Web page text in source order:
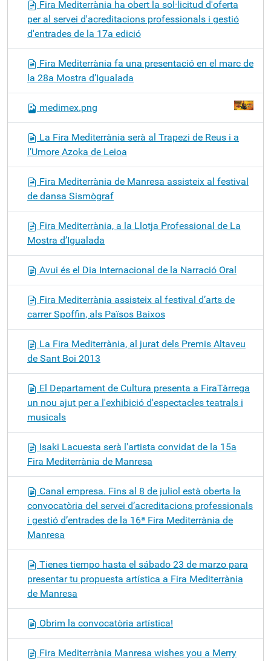
Fira Mediterrània ha obert la sol·licitud d'oferta
per al servei d'acreditacions professionals i gestió
d'entrades de la 17a edició
Fira Mediterrània fa una presentació en el marc de
la 28a Mostra d’Igualada
medimex.png
La Fira Mediterrània serà al Trapezi de Reus i a
l’Umore Azoka de Leioa
Fira Mediterrània de Manresa assisteix al festival
de dansa Sismògraf
Fira Mediterrània, a la Llotja Professional de La
Mostra d’Igualada
Avui és el Dia Internacional de la Narració Oral
Fira Mediterrània assisteix al festival d’arts de
carrer Spoffin, als Països Baixos
La Fira Mediterrània, al jurat dels Premis Altaveu
de Sant Boi 2013
El Departament de Cultura presenta a FiraTàrrega
un nou ajut per a l'exhibició d'espectacles teatrals i
musicals
Isaki Lacuesta serà l'artista convidat de la 15a
Fira Mediterrània de Manresa
Canal empresa. Fins al 8 de juliol està oberta la
convocatòria del servei d’acreditacions professionals
i gestió d’entrades de la 16ª Fira Mediterrània de
Manresa
Tienes tiempo hasta el sábado 23 de marzo para
presentar tu propuesta artística a Fira Mediterrània
de Manresa
Obrim la convocatòria artística!
Fira Mediterrània Manresa wishes you a Merry